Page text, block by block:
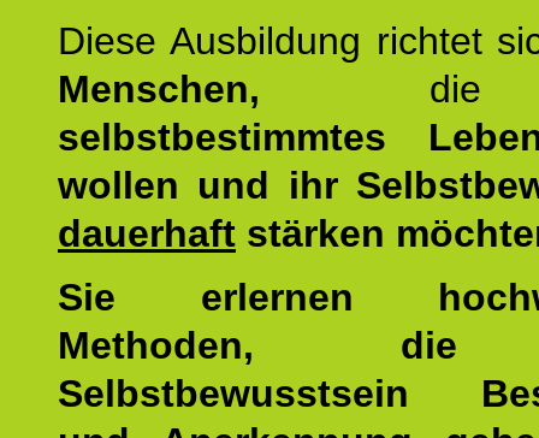
Diese Ausbildung richtet
Menschen,
selbstbestimmtes
wollen und ihr
dauerhaft stärken
Sie erlernen
Methoden, die
Selbstbewusstsein